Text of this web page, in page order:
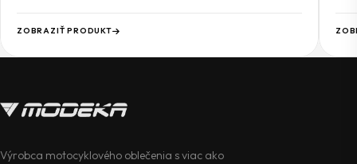
ZOBRAZIŤ PRODUKT
Výrobca motocyklového oblečenia s viac ako